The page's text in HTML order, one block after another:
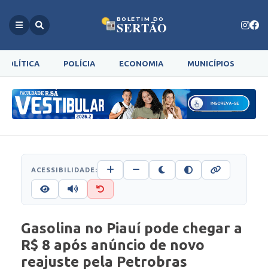
BOLETIM DO
SERTÃO
POLÍTICA POLÍCIA ECONOMIA MUNICÍPIOS
ACESSIBILIDADE:
Gasolina no Piauí pode chegar a
R$ 8 após anúncio de novo
reajuste pela Petrobras